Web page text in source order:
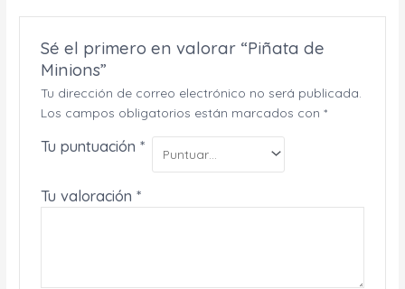
Sé el primero en valorar “Piñata de
Minions”
Tu dirección de correo electrónico no será publicada.
Los campos obligatorios están marcados con *
Tu puntuación *
Tu valoración *